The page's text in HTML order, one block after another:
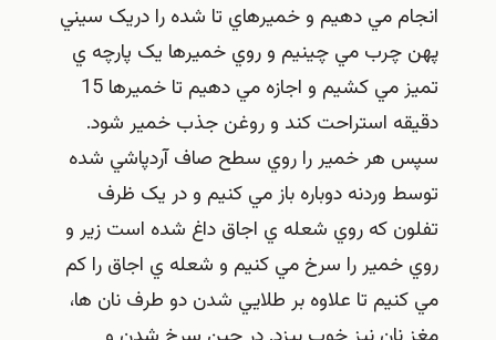
انجام مي دهيم و خميرهاي تا شده را دريک سيني
پهن چرب مي چينيم و روي خميرها يک پارچه ي
تميز مي کشيم و اجازه مي دهيم تا خميرها 15
دقيقه استراحت کند و روغن جذب خمير شود.
سپس هر خمير را روي سطح صاف آردپاشي شده
توسط وردنه دوباره باز مي کنيم و در يک ظرف
تفلون که روي شعله ي اجاق داغ شده است زير و
روي خمير را سرخ مي کنيم و شعله ي اجاق را کم
مي کنيم تا علاوه بر طلايي شدن دو طرف نان ها،